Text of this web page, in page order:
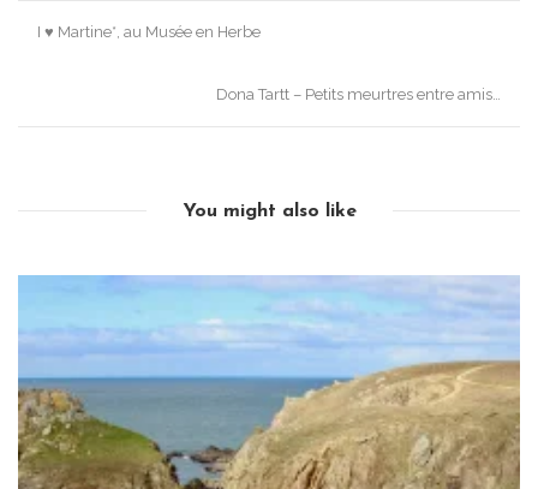
Post
I ♥ Martine*, au Musée en Herbe
Dona Tartt – Petits meurtres entre amis…
You might also like